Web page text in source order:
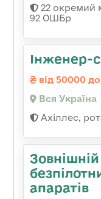
22 окремий
92 ОШБр
Інженер-
від 50000
Вся Україна
Ахіллес,
апаратів